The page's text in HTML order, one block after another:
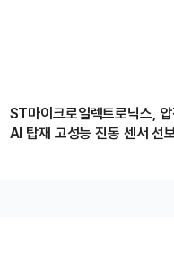
ST마이크로일렉트로닉스,
AI 탑재 고성능 진동 센서 선